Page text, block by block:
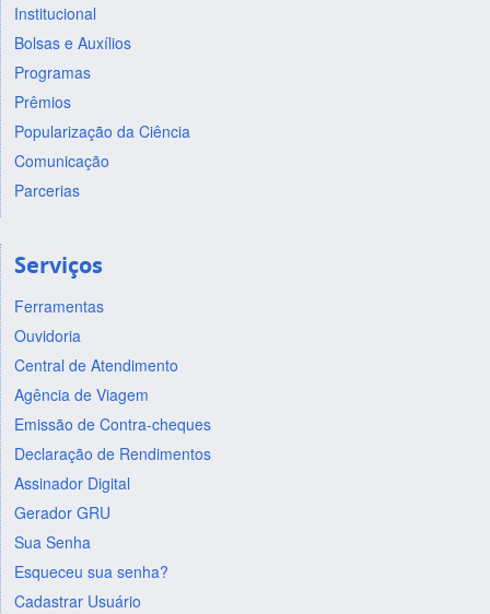
Institucional
Bolsas e Auxílios
Programas
Prêmios
Popularização da Ciência
Comunicação
Parcerias
Serviços
Ferramentas
Ouvidoria
Central de Atendimento
Agência de Viagem
Emissão de Contra-cheques
Declaração de Rendimentos
Assinador Digital
Gerador GRU
Sua Senha
Esqueceu sua senha?
Cadastrar Usuário